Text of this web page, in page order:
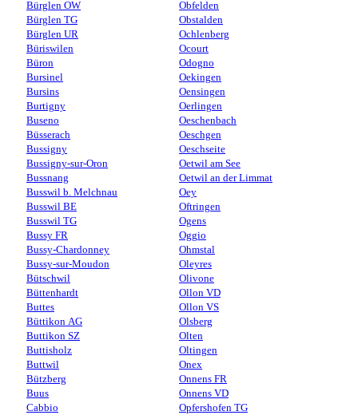
Bürglen OW
Bürglen TG
Bürglen UR
Büriswilen
Büron
Bursinel
Bursins
Burtigny
Buseno
Büsserach
Bussigny
Bussigny-sur-Oron
Bussnang
Busswil b. Melchnau
Busswil BE
Busswil TG
Bussy FR
Bussy-Chardonney
Bussy-sur-Moudon
Bütschwil
Büttenhardt
Buttes
Büttikon AG
Buttikon SZ
Buttisholz
Buttwil
Bützberg
Buus
Cabbio
Obfelden
Obstalden
Ochlenberg
Ocourt
Odogno
Oekingen
Oensingen
Oerlingen
Oeschenbach
Oeschgen
Oeschseite
Oetwil am See
Oetwil an der Limmat
Oey
Oftringen
Ogens
Oggio
Ohmstal
Oleyres
Olivone
Ollon VD
Ollon VS
Olsberg
Olten
Oltingen
Onex
Onnens FR
Onnens VD
Opfershofen TG